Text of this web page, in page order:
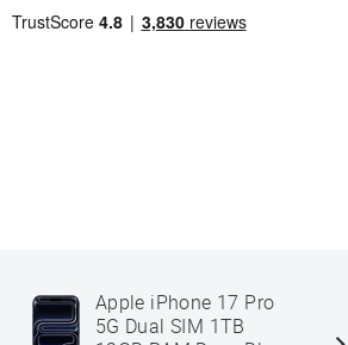
Apple iPhone 17 Pro
5G Dual SIM 1TB